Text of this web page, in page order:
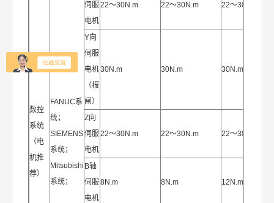
数控
系统
（电
机推
荐）
FANUC系
统；
SIEMENS
系统；
Mitsubishi
系统；
伺服
电机
22～30N.m 22～30N.m 22～30N.m
Y向
伺服
电机
（报
闸）
30N.m 30N.m 30N.m
Z向
伺服
电机
22～30N.m 22～30N.m 22～30N.m
B轴
伺服
电机
8N.m 8N.m 12N.m